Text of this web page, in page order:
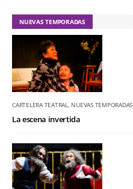
NUEVAS TEMPORADAS
CARTELERA TEATRAL NUEVAS TEMPORADAS
La escena invertida